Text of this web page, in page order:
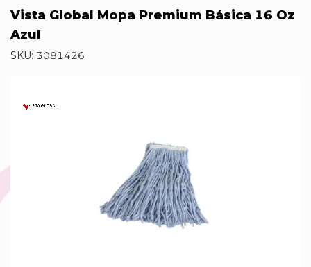
Vista Global Mopa Premium Básica 16 Oz
Azul
SKU: 3081426